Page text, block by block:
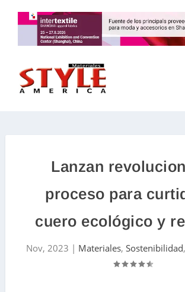
Lanzan
proceso para
cuero ecológico y
Nov, 2023 | Materiales,Sostenibilidad